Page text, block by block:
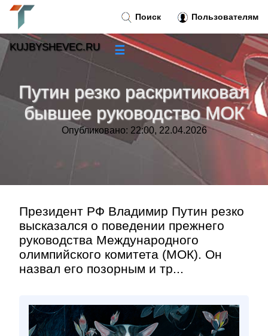
Путин резко раскритиковал
бывшее руководство МОК
Опубликовано: 22:00, 22.04.2026
Президент РФ Владимир Путин резко
высказался о поведении прежнего
руководства Международного
олимпийского комитета (МОК). Он
назвал его позорным и тр...
Поиск Пользователям
KUJBYSHEVEC.RU ☰
»
Тренды новостей»
»
Контакт »